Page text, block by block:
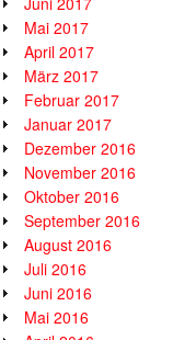
Mai 2017
April 2017
März 2017
Februar 2017
Januar 2017
Dezember 2016
November 2016
Oktober 2016
September 2016
August 2016
Juli 2016
Juni 2016
Mai 2016